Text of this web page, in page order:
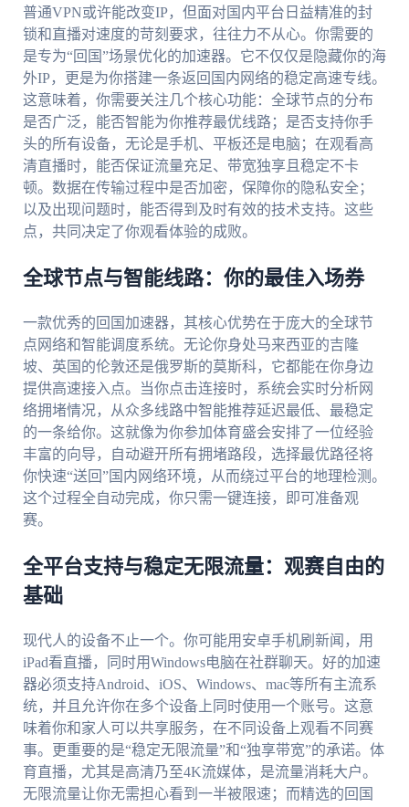
普通VPN或许能改变IP，但面对国内平台日益精准的封
锁和直播对速度的苛刻要求，往往力不从心。你需要的
是专为“回国”场景优化的加速器。它不仅仅是隐藏你的海
外IP，更是为你搭建一条返回国内网络的稳定高速专线。
这意味着，你需要关注几个核心功能：全球节点的分布
是否广泛，能否智能为你推荐最优线路；是否支持你手
头的所有设备，无论是手机、平板还是电脑；在观看高
清直播时，能否保证流量充足、带宽独享且稳定不卡
顿。数据在传输过程中是否加密，保障你的隐私安全；
以及出现问题时，能否得到及时有效的技术支持。这些
点，共同决定了你观看体验的成败。
全球节点与智能线路：你的最佳入场券
一款优秀的回国加速器，其核心优势在于庞大的全球节
点网络和智能调度系统。无论你身处马来西亚的吉隆
坡、英国的伦敦还是俄罗斯的莫斯科，它都能在你身边
提供高速接入点。当你点击连接时，系统会实时分析网
络拥堵情况，从众多线路中智能推荐延迟最低、最稳定
的一条给你。这就像为你参加体育盛会安排了一位经验
丰富的向导，自动避开所有拥堵路段，选择最优路径将
你快速“送回”国内网络环境，从而绕过平台的地理检测。
这个过程全自动完成，你只需一键连接，即可准备观
赛。
全平台支持与稳定无限流量：观赛自由的
基础
现代人的设备不止一个。你可能用安卓手机刷新闻，用
iPad看直播，同时用Windows电脑在社群聊天。好的加速
器必须支持Android、iOS、Windows、mac等所有主流系
统，并且允许你在多个设备上同时使用一个账号。这意
味着你和家人可以共享服务，在不同设备上观看不同赛
事。更重要的是“稳定无限流量”和“独享带宽”的承诺。体
育直播，尤其是高清乃至4K流媒体，是流量消耗大户。
无限流量让你无需担心看到一半被限速；而精选的回国